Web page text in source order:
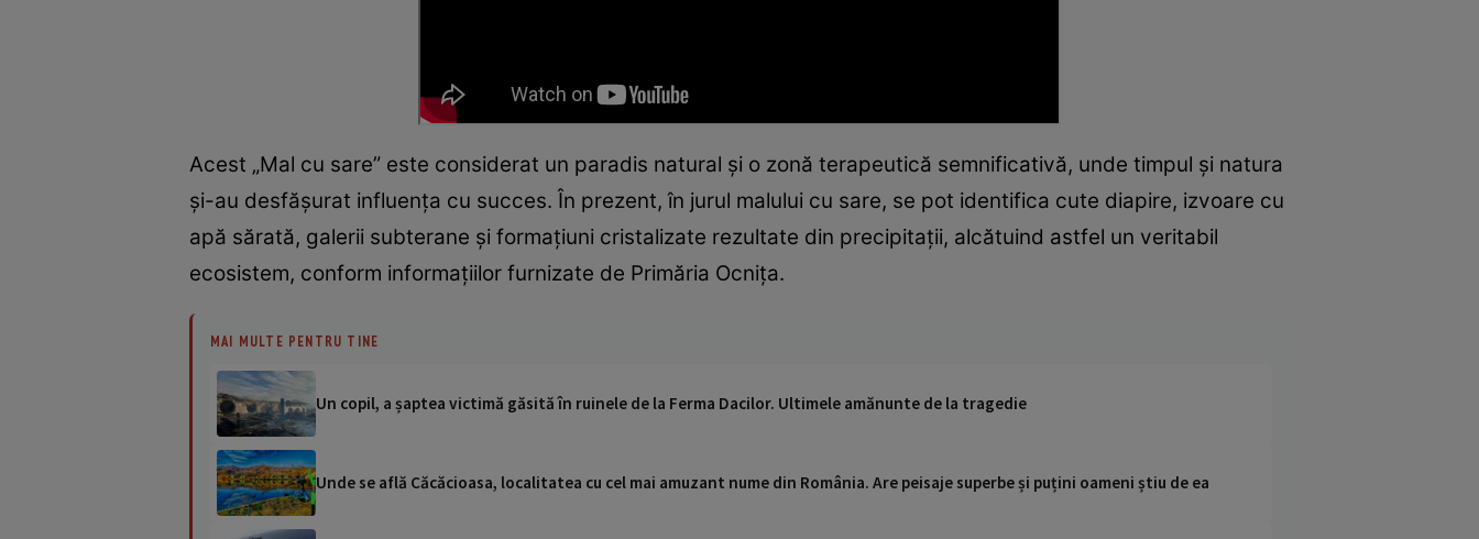
Acest „Mal cu sare” este considerat un paradis natural și o zonă terapeutică semnificativă, unde timpul și natura
și-au desfășurat influența cu succes. În prezent, în jurul malului cu sare, se pot identifica cute diapire, izvoare cu
apă sărată, galerii subterane și formațiuni cristalizate rezultate din precipitații, alcătuind astfel un veritabil
ecosistem, conform informațiilor furnizate de Primăria Ocnița.
MAI MULTE PENTRU TINE
Un copil, a șaptea victimă găsită în ruinele de la Ferma Dacilor. Ultimele amănunte de la tragedie
Unde se află Căcăcioasa, localitatea cu cel mai amuzant nume din România. Are peisaje superbe și puțini oameni știu de ea